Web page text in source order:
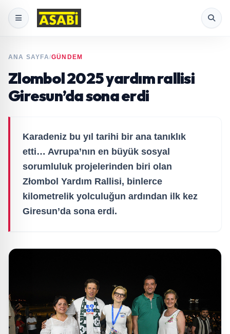
ANA SAYFA/GÜNDEM
Zlombol 2025 yardım rallisi
Giresun’da sona erdi
Karadeniz bu yıl tarihi bir ana tanıklık
etti… Avrupa’nın en büyük sosyal
sorumluluk projelerinden biri olan
Złombol Yardım Rallisi, binlerce
kilometrelik yolculuğun ardından ilk kez
Giresun’da sona erdi.